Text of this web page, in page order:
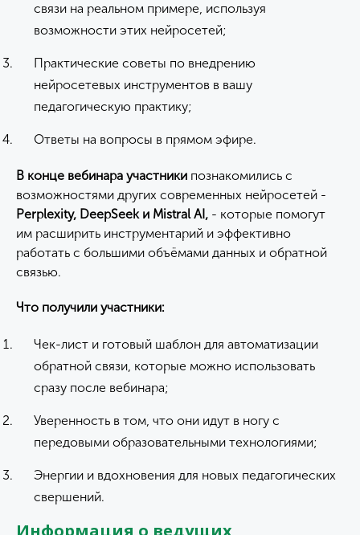
связи на реальном примере, используя
возможности этих нейросетей;
Практические советы по внедрению
нейросетевых инструментов в вашу
педагогическую практику;
Ответы на вопросы в прямом эфире.
В конце вебинара участники познакомились с
возможностями других современных нейросетей -
Perplexity, DeepSeek и Mistral AI, - которые помогут
им расширить инструментарий и эффективно
работать с большими объёмами данных и обратной
связью.
Что получили участники:
Чек-лист и готовый шаблон для автоматизации
обратной связи, которые можно использовать
сразу после вебинара;
Уверенность в том, что они идут в ногу с
передовыми образовательными технологиями;
Энергии и вдохновения для новых педагогических
свершений.
Информация о ведущих